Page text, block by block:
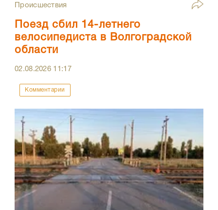
Происшествия
Поезд сбил 14-летнего
велосипедиста в Волгоградской
области
02.08.2026 11:17
Комментарии